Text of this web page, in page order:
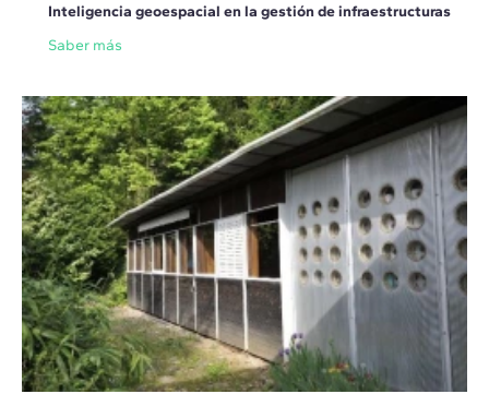
Inteligencia geoespacial en la gestión de infraestructuras
Saber más